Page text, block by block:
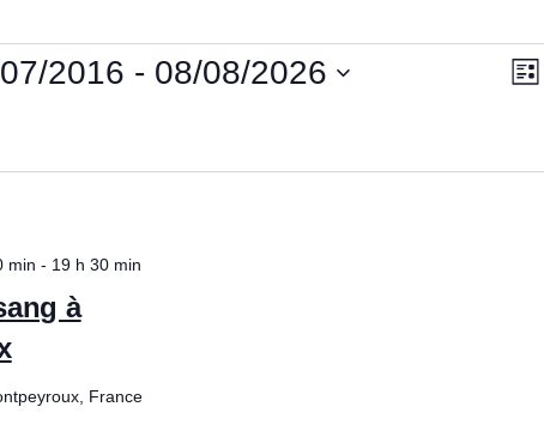
NN
v
Liste
2016 - 08/08/2026
à
min - 19 h 30 min
France